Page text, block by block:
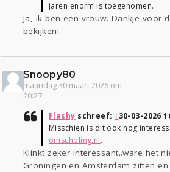
jaren enorm is toegenomen.
Ja, ik ben een vrouw. Dankje voor
bekijken!
Snoopy80
maandag 30 maart 2026 om
20:27
Flashy schreef: ↑30-03-2026
Misschien is dit ook nog
omscholing.nl.
Klinkt zeker interessant..ware het
Groningen en Amsterdam zitten